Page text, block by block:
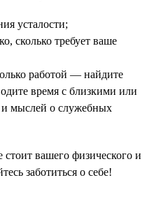
усталости;
сколько требует ваше
работой — найдите
время с близкими или
и мыслей о служебных
вашего физического и
заботиться о себе!